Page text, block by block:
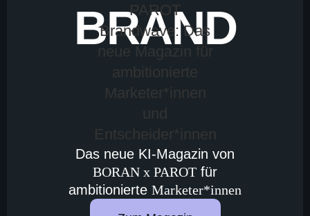
BRAND
Das neue KI-Magazin von
BORAN x PAROT für
ambitionierte Marketer*innen